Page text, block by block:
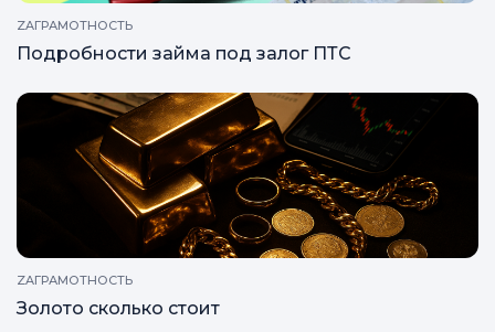
ZAГРАМОТНОСТЬ
Подробности займа под залог ПТС
ZAГРАМОТНОСТЬ
Золото сколько стоит